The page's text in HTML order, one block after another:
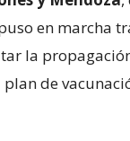
en marcha
la
de